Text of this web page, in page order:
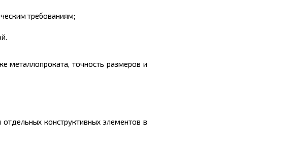
требованиям;
металлопроката, точность размеров и
конструктивных элементов в